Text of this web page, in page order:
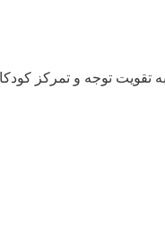
به تقویت توجه و تمرکز